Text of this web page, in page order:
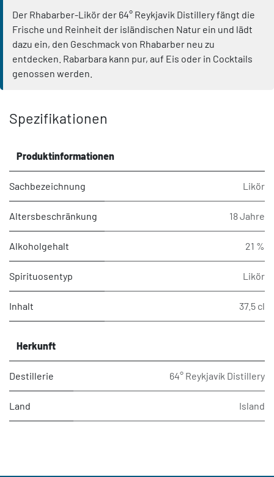
Der Rhabarber-Likör der 64° Reykjavik Distillery fängt die
Frische und Reinheit der isländischen Natur ein und lädt
dazu ein, den Geschmack von Rhabarber neu zu
entdecken. Rabarbara kann pur, auf Eis oder in Cocktails
genossen werden.
Spezifikationen
Produktinformationen
Sachbezeichnung Likör
Altersbeschränkung 18 Jahre
Alkoholgehalt 21 %
Spirituosentyp Likör
Inhalt 37.5 cl
Herkunft
Destillerie 64° Reykjavík Distillery
Land Island